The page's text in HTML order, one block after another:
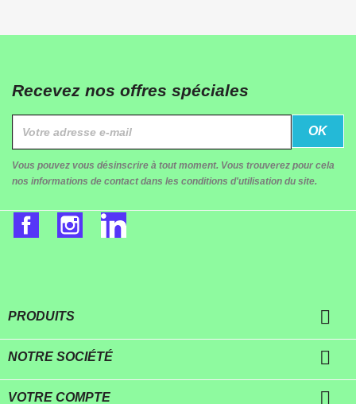
Recevez nos offres spéciales
Vous pouvez vous désinscrire à tout moment. Vous trouverez pour cela
nos informations de contact dans les conditions d'utilisation du site.
FacebookInstagram
PRODUITS 
NOTRE SOCIÉTÉ 
VOTRE COMPTE 